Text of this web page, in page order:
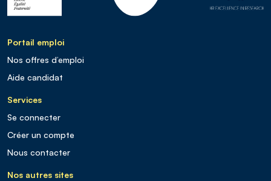
Portail emploi
Nos offres d’emploi
Aide candidat
Services
Se connecter
Créer un compte
Nous contacter
Nos autres sites